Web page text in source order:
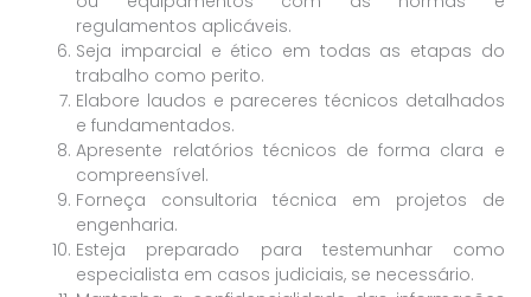
regulamentos aplicáveis.
Seja imparcial e ético em todas as etapas do
trabalho como perito.
Elabore laudos e pareceres técnicos detalhados
e fundamentados.
Apresente relatórios técnicos de forma clara e
compreensível.
Forneça consultoria técnica em projetos de
engenharia.
Esteja preparado para testemunhar como
especialista em casos judiciais, se necessário.